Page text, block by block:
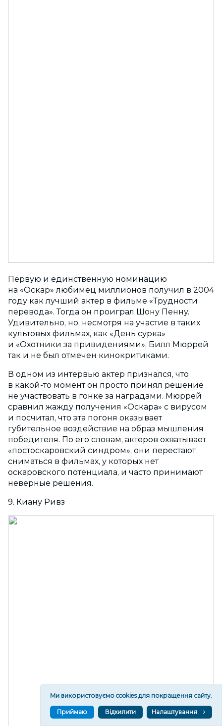
Первую и единственную номинацию
на «Оскар» любимец миллионов получил в 2004
году как лучший актер в фильме «Трудности
перевода». Тогда он проиграл Шону Пенну.
Удивительно, но, несмотря на участие в таких
культовых фильмах, как «День сурка»
и «Охотники за привидениями», Билл Мюррей
так и не был отмечен кинокритиками.
В одном из интервью актер признался, что
в какой-то момент он просто принял решение
не участвовать в гонке за наградами. Мюррей
сравнил жажду получения «Оскара» с вирусом
и посчитал, что эта погоня оказывает
губительное воздействие на образ мышления
победителя. По его словам, актеров охватывает
«постоскаровский синдром», они перестают
сниматься в фильмах, у которых нет
оскаровского потенциала, и часто принимают
неверные решения.
9. Киану Ривз
Ми використовуємо cookies для покращення сайту.
Приймаю Відхилити Налаштування